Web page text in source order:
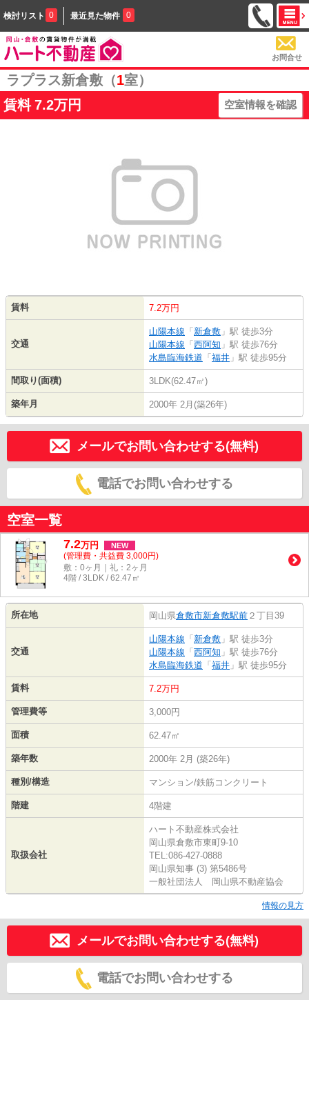
検討リスト 0 最近見た物件 0
お問合せ
ラプラス新倉敷（1室）
賃料 7.2万円 空室情報を確認
賃料 7.2万円
交通
山陽本線 「 新倉敷 」駅 徒歩3分
山陽本線 「 西阿知 」駅 徒歩76分
水島臨海鉄道 「 福井 」駅 徒歩95分
間取り(面積) 3LDK(62.47㎡)
築年月 2000年 2月(築26年)
メールでお問い合わせする(無料)
電話でお問い合わせする
空室一覧
7.2万円 NEW
(管理費・共益費 3,000円)
敷：0ヶ月｜礼：2ヶ月
4階 / 3LDK / 62.47㎡
所在地 岡山県倉敷市新倉敷駅前 ２丁目39
交通
山陽本線 「 新倉敷 」駅 徒歩3分
山陽本線 「 西阿知 」駅 徒歩76分
水島臨海鉄道 「 福井 」駅 徒歩95分
賃料 7.2万円
管理費等 3,000円
面積 62.47㎡
築年数 2000年 2月 (築26年)
種別/構造 マンション/鉄筋コンクリート
階建 4階建
取扱会社
ハート不動産株式会社
岡山県倉敷市東町9-10
TEL:086-427-0888
岡山県知事 (3) 第5486号
一般社団法人 岡山県不動産協会
情報の見方
メールでお問い合わせする(無料)
電話でお問い合わせする